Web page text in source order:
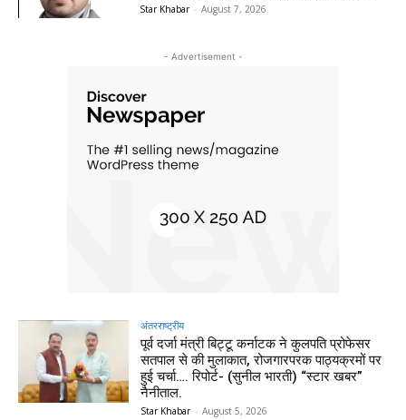
Star Khabar - August 7, 2026
- Advertisement -
अंतरराष्ट्रीय
पूर्व दर्जा मंत्री बिट्टू कर्नाटक ने कुलपति प्रोफेसर
सतपाल से की मुलाकात, रोजगारपरक पाठ्यक्रमों पर
हुई चर्चा…. रिपोर्ट- (सुनील भारती) “स्टार खबर”
नैनीताल.
Star Khabar - August 5, 2026